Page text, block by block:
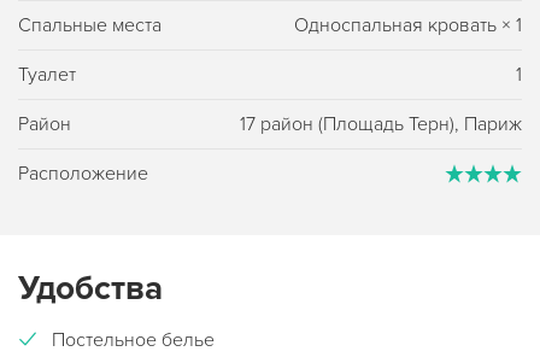
Спальные места Односпальная кровать × 1
Туалет 1
Район 17 район (Площадь Терн), Париж
Расположение
Удобства
Постельное белье